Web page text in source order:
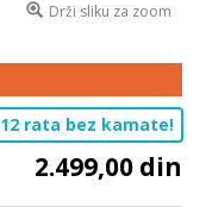
Drži sliku za zoom
rata bez kamate!
2.499,00 din